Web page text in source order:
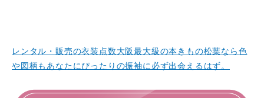
レンタル・販売の衣装点数大阪最大級の本きもの松葉なら色
や図柄もあなたにぴったりの振袖に必ず出会えるはず。